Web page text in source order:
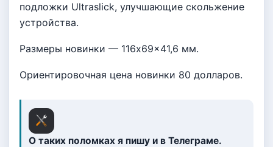
подложки Ultraslick, улучшающие скольжение
устройства.
Размеры новинки — 116x69x41,6 мм.
Ориентировочная цена новинки 80 долларов.
О таких поломках я пишу и в Телеграме.